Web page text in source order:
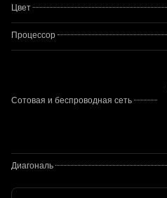
Цвет
Процессор
Сотовая и беспроводная сеть
Диагональ